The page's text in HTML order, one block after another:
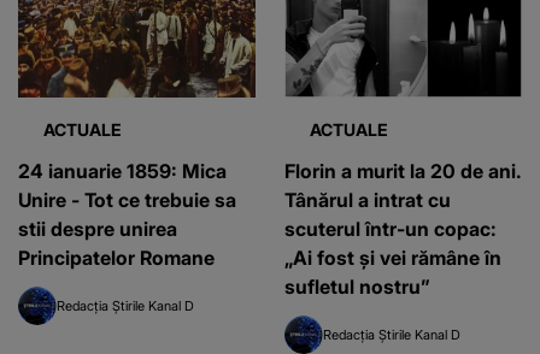
ACTUALE
24 ianuarie 1859: Mica
Unire - Tot ce trebuie sa
stii despre unirea
Principatelor Romane
Redacția Știrile Kanal D
ACTUALE
Florin a murit la 20 de ani.
Tânărul a intrat cu
scuterul într-un copac:
„Ai fost și vei rămâne în
sufletul nostru”
Redacția Știrile Kanal D